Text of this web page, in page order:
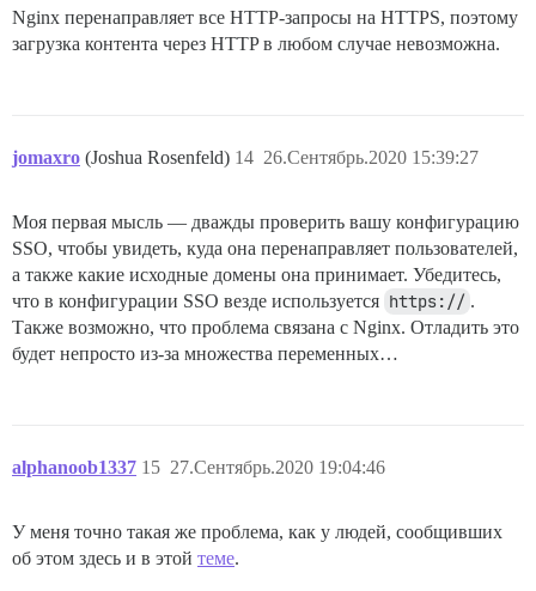
Nginx перенаправляет все HTTP-запросы на HTTPS, поэтому
загрузка контента через HTTP в любом случае невозможна.
jomaxro (Joshua Rosenfeld) 26.Сентябрь.2020 15:39:27
14
Моя первая мысль — дважды проверить вашу конфигурацию
SSO, чтобы увидеть, куда она перенаправляет пользователей,
а также какие исходные домены она принимает. Убедитесь,
что в конфигурации SSO везде используется https:// .
Также возможно, что проблема связана с Nginx. Отладить это
будет непросто из-за множества переменных…
alphanoob1337 27.Сентябрь.2020 19:04:46
15
У меня точно такая же проблема, как у людей, сообщивших
об этом здесь и в этой теме.